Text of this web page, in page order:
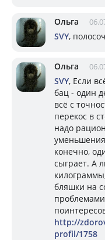
Ольга
SVY,
Ольга
SVY, Если
бац - один
всё с
перекос в
надо
уменьшения
конечно,
сыграет. А
бляшки на
http://
profil/1758